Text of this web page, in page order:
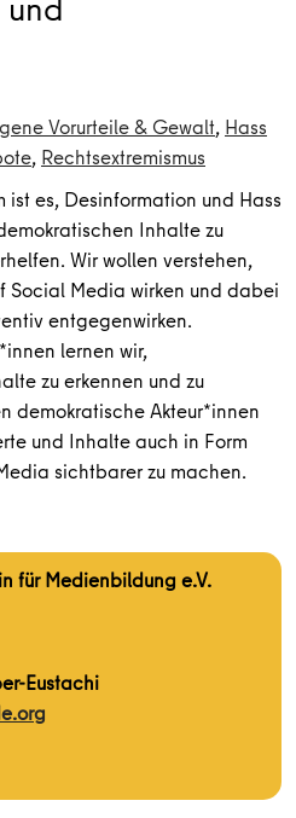
Vorurteile & Gewalt, Hass
, Rechtsextremismus
ist es, Desinformation und Hass
Inhalte zu
Wir wollen verstehen,
Social Media wirken und dabei
entgegenwirken.
lernen wir,
zu erkennen und zu
demokratische Akteur*innen
und Inhalte auch in Form
sichtbarer zu machen.
für Medienbildung e.V.
Eustachi